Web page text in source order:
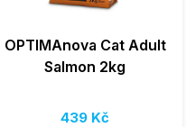
OPTIMAnova Cat Adult
Salmon 2kg
439 Kč